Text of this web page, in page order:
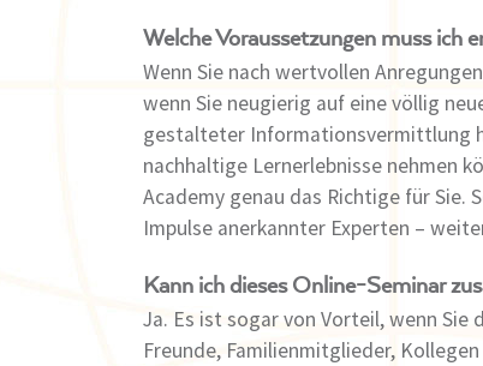
Welche Voraussetzungen muss ich
Wenn Sie nach wertvollen
wenn Sie neugierig auf eine völlig
gestalteter Informationsvermittlung
nachhaltige Lernerlebnisse nehmen
Academy genau das Richtige für Sie.
Impulse anerkannter Experten –
Kann ich dieses Online-Seminar
Ja. Es ist sogar von Vorteil, wenn Sie
Freunde, Familienmitglieder,